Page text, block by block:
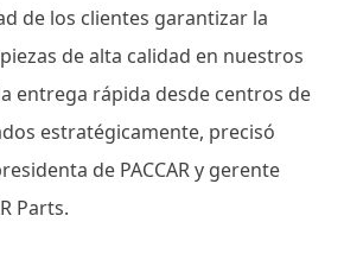
de los clientes garantizar la
de alta calidad en nuestros
entrega rápida desde centros de
estratégicamente, precisó
de PACCAR y gerente
Parts.